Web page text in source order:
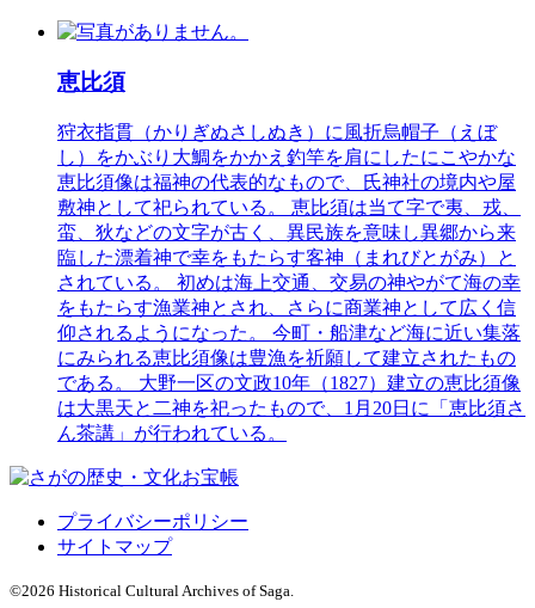
恵比須
狩衣指貫（かりぎぬさしぬき）に風折烏帽子（えぼ
し）をかぶり大鯛をかかえ釣竿を肩にしたにこやかな
恵比須像は福神の代表的なもので、氏神社の境内や屋
敷神として祀られている。 恵比須は当て字で夷、戎、
蛮、狄などの文字が古く、異民族を意味し異郷から来
臨した漂着神で幸をもたらす客神（まれびとがみ）と
されている。 初めは海上交通、交易の神やがて海の幸
をもたらす漁業神とされ、さらに商業神として広く信
仰されるようになった。 今町・船津など海に近い集落
にみられる恵比須像は豊漁を祈願して建立されたもの
である。 大野一区の文政10年（1827）建立の恵比須像
は大黒天と二神を祀ったもので、1月20日に「恵比須さ
ん茶講」が行われている。
プライバシーポリシー
サイトマップ
©2026 Historical Cultural Archives of Saga.